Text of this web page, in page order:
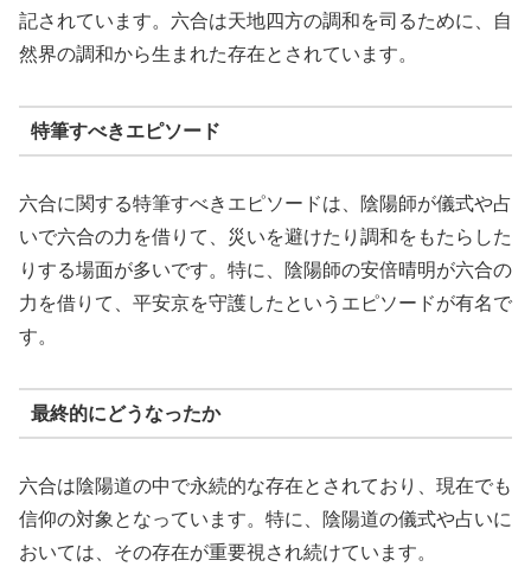
記されています。六合は天地四方の調和を司るために、自
然界の調和から生まれた存在とされています。
特筆すべきエピソード
六合に関する特筆すべきエピソードは、陰陽師が儀式や占
いで六合の力を借りて、災いを避けたり調和をもたらした
りする場面が多いです。特に、陰陽師の安倍晴明が六合の
力を借りて、平安京を守護したというエピソードが有名で
す。
最終的にどうなったか
六合は陰陽道の中で永続的な存在とされており、現在でも
信仰の対象となっています。特に、陰陽道の儀式や占いに
おいては、その存在が重要視され続けています。